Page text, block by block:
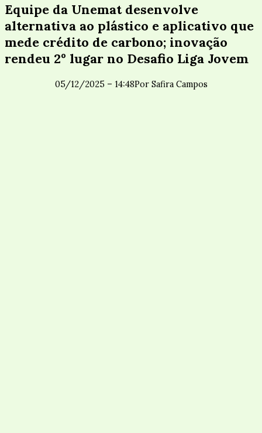
Equipe da Unemat desenvolve
alternativa ao plástico e aplicativo que
mede crédito de carbono; inovação
rendeu 2º lugar no Desafio Liga Jovem
05/12/2025 – 14:48PorSafira Campos